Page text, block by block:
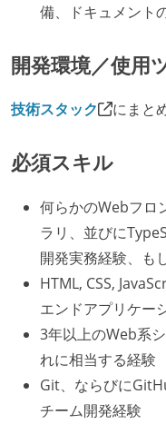
備、ドキュメント
開発環境／使用
技術スタック にまと
必須スキル
何らかのWebフロ
ラリ、並びに
開発実務経験、も
HTML, CSS,
エンドアプリケー
3年以上のWeb系
れに相当する経験
Git、ならびに
チーム開発経験